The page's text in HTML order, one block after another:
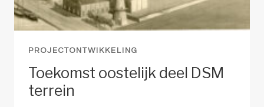
PROJECTONTWIKKELING
Toekomst oostelijk deel DSM
terrein